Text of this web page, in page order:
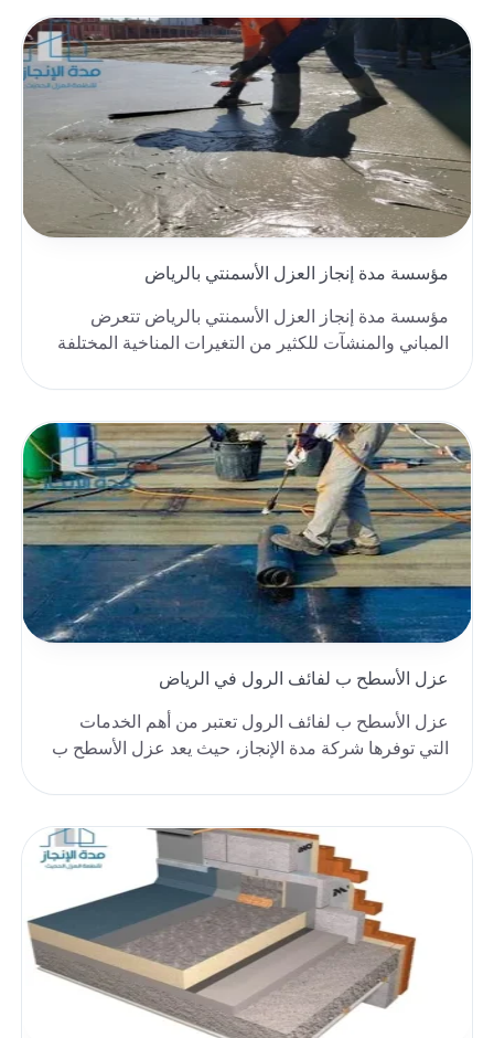
مؤسسة مدة إنجاز العزل الأسمنتي بالرياض
مؤسسة مدة إنجاز العزل الأسمنتي بالرياض تتعرض
المباني والمنشآت للكثير من التغيرات المناخية المختلفة
عزل الأسطح ب لفائف الرول في الرياض
عزل الأسطح ب لفائف الرول تعتبر من أهم الخدمات
التي توفرها شركة مدة الإنجاز، حيث يعد عزل الأسطح ب